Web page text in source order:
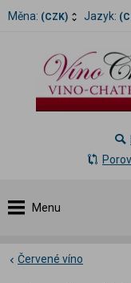
Měna: (CZK) Jazyk:
Menu
Červené víno